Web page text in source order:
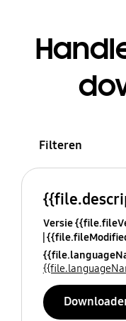
Filteren
Versie